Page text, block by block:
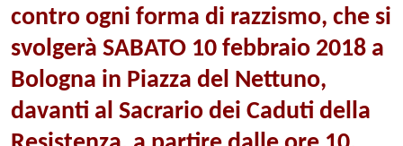
contro ogni forma di razzismo, che si
svolgerà SABATO 10 febbraio 2018 a
Bologna in Piazza del Nettuno,
davanti al Sacrario dei Caduti della